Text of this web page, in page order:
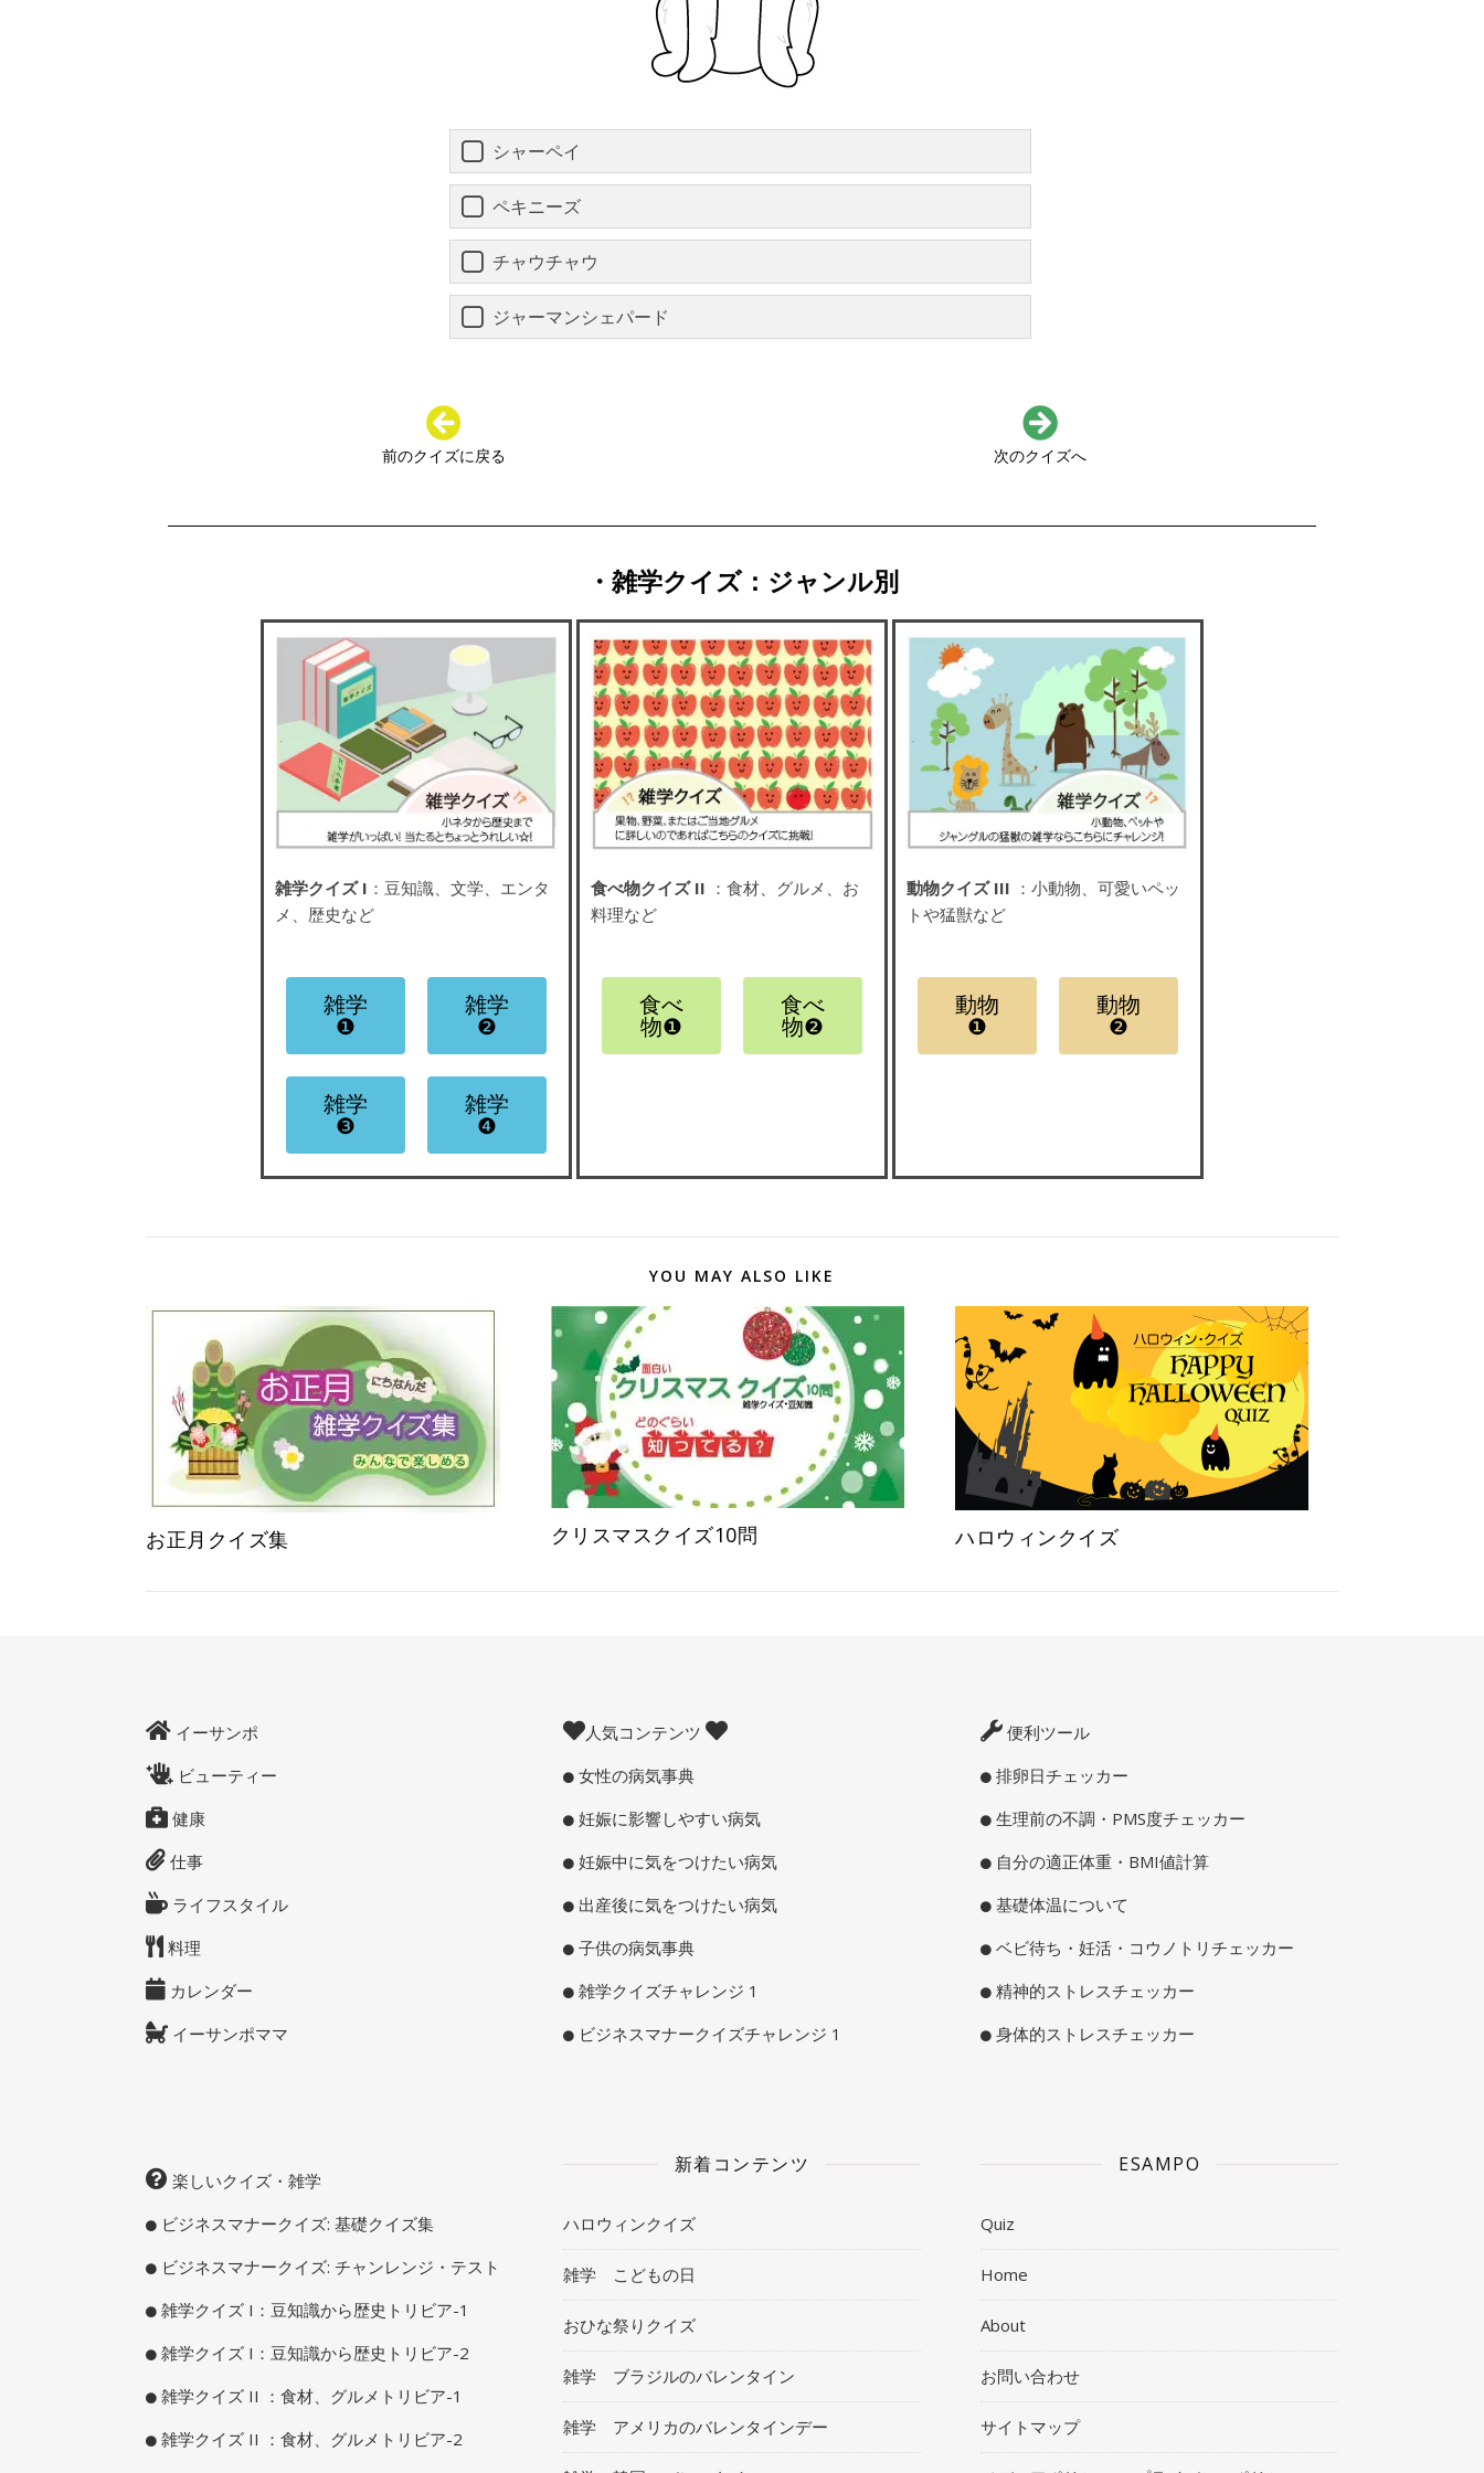
シャーペイ
ペキニーズ
チャウチャウ
ジャーマンシェパード
前のクイズに戻る 次のクイズへ
・雑学クイズ：ジャンル別
雑学クイズ I ：豆知識、文学、エンタ
メ、歴史など
雑学
❶
雑学
❷
雑学
❸
雑学
❹
食べ物クイズ II ：食材、グルメ、お
料理など
食べ
物❶
食べ
物❷
動物クイズ III ：小動物、可愛いペッ
トや猛獣など
動物
❶
動物
❷
YOU MAY ALSO LIKE
お正月クイズ集 クリスマスクイズ10問 ハロウィンクイズ
イーサンポ
ビューティー
健康
仕事
ライフスタイル
料理
カレンダー
イーサンポママ
人気コンテンツ
女性の病気事典
妊娠に影響しやすい病気
妊娠中に気をつけたい病気
出産後に気をつけたい病気
子供の病気事典
雑学クイズチャレンジ 1
ビジネスマナークイズチャレンジ 1
便利ツール
排卵日チェッカー
生理前の不調・PMS度チェッカー
自分の適正体重・BMI値計算
基礎体温について
ベビ待ち・妊活・コウノトリチェッカー
精神的ストレスチェッカー
身体的ストレスチェッカー
楽しいクイズ・雑学
ビジネスマナークイズ: 基礎クイズ集
ビジネスマナークイズ: チャンレンジ・テスト
雑学クイズ I：豆知識から歴史トリビア-1
雑学クイズ I：豆知識から歴史トリビア-2
雑学クイズ II ：食材、グルメトリビア-1
雑学クイズ II ：食材、グルメトリビア-2
新着コンテンツ
ハロウィンクイズ
雑学 こどもの日
おひな祭りクイズ
雑学 ブラジルのバレンタイン
雑学 アメリカのバレンタインデー
ESAMPO
Quiz
Home
About
お問い合わせ
サイトマップ